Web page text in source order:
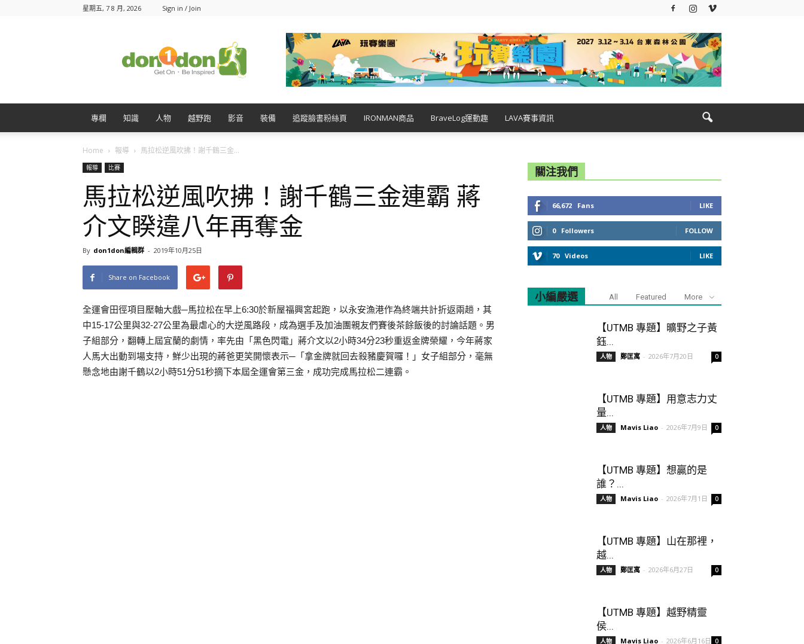
星期五, 7 8 月, 2026 Sign in / Join
專欄 知識 人物 越野跑 影音 裝備 追蹤臉書粉絲頁 IRONMAN商品 BraveLog運動趣 LAVA賽事資訊
Home 報導 馬拉松逆風吹拂！謝千鶴三金...
報導 比賽
馬拉松逆風吹拂！謝千鶴三金連霸 蔣
介文睽違八年再奪金
By don1don編輯群 - 2019年10月25日
Share on Facebook
全運會田徑項目壓軸大戲─馬拉松在早上6:30於新屋福興宮起跑，以永安漁港作為終端共計折返兩趟，其
中15-17公里與32-27公里為最虐心的大逆風路段，成為選手及加油團親友們賽後茶餘飯後的討論話題。男
子組部分，翻轉上屆宜蘭的劇情，率先由「黑色閃電」蔣介文以2小時34分23秒重返金牌榮耀，今年蔣家
人馬大出動到場支持，鮮少出現的蔣爸更笑開懷表示─「拿金牌就回去殺豬慶賀囉！」女子組部分，毫無
懸念地由謝千鶴以2小時51分51秒摘下本屆全運會第三金，成功完成馬拉松二連霸。
關注我們
66,672 Fans LIKE
0 Followers FOLLOW
70 Videos LIKE
小編嚴選 All Featured More
【UTMB 專題】曠野之子黃
鈺...
人物 鄭匡寓 - 2026年7月20日 0
【UTMB 專題】用意志力丈
量...
人物 Mavis Liao - 2026年7月9日 0
【UTMB 專題】想贏的是
誰？...
人物 Mavis Liao - 2026年7月1日 0
【UTMB 專題】山在那裡，
越...
人物 鄭匡寓 - 2026年6月27日 0
【UTMB 專題】越野精靈
侯...
人物 Mavis Liao - 2026年6月16日 0